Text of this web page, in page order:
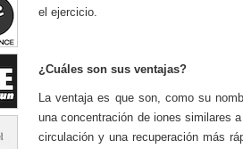
el ejercicio.
¿Cuáles son sus ventajas?
La ventaja es que son, como su
una concentración de iones similares
circulación y una recuperación más